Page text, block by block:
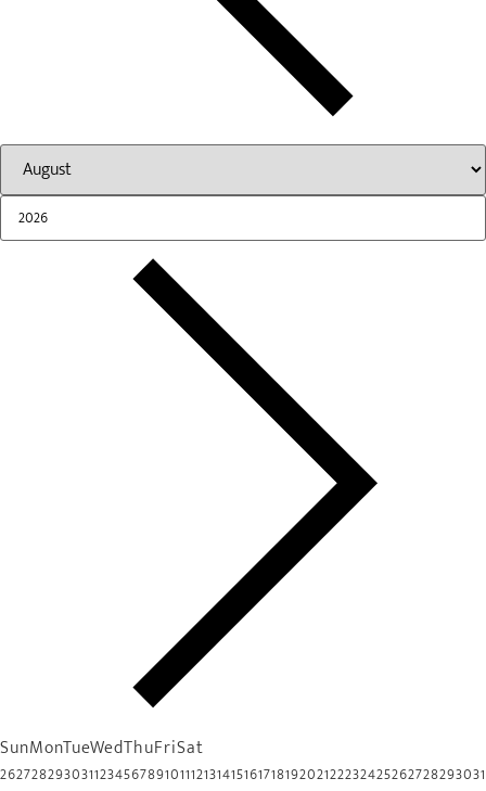
SunMonTueWedThuFriSat
26272829303112345678910111213141516171819202122232425262728293031